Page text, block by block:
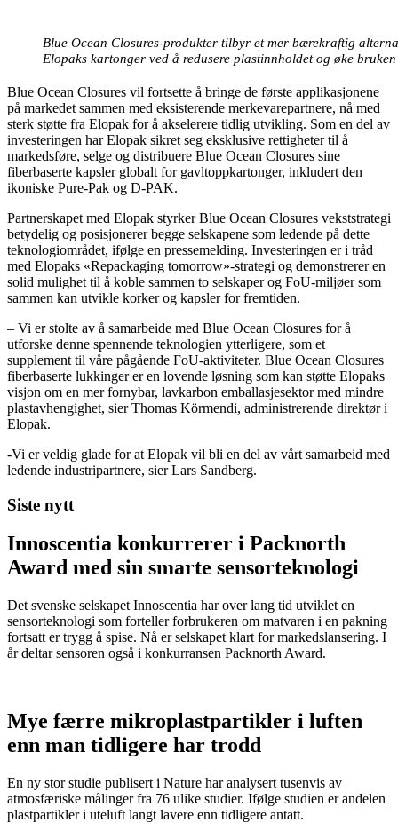
Blue Ocean Closures-produkter tilbyr et mer bærekraftig
Elopaks kartonger ved å redusere plastinnholdet og øke
Blue Ocean Closures vil fortsette å bringe de første applikasjonene
på markedet sammen med eksisterende merkevarepartnere, nå med
sterk støtte fra Elopak for å akselerere tidlig utvikling. Som en del av
investeringen har Elopak sikret seg eksklusive rettigheter til å
markedsføre, selge og distribuere Blue Ocean Closures sine
fiberbaserte kapsler globalt for gavltoppkartonger, inkludert den
ikoniske Pure-Pak og D-PAK.
Partnerskapet med Elopak styrker Blue Ocean Closures vekststrategi
betydelig og posisjonerer begge selskapene som ledende på dette
teknologiområdet, ifølge en pressemelding. Investeringen er i tråd
med Elopaks «Repackaging tomorrow»-strategi og demonstrerer en
solid mulighet til å koble sammen to selskaper og FoU-miljøer som
sammen kan utvikle korker og kapsler for fremtiden.
– Vi er stolte av å samarbeide med Blue Ocean Closures for å
utforske denne spennende teknologien ytterligere, som et
supplement til våre pågående FoU-aktiviteter. Blue Ocean Closures
fiberbaserte lukkinger er en lovende løsning som kan støtte Elopaks
visjon om en mer fornybar, lavkarbon emballasjesektor med mindre
plastavhengighet, sier Thomas Körmendi, administrerende direktør i
Elopak.
-Vi er veldig glade for at Elopak vil bli en del av vårt samarbeid med
ledende industripartnere, sier Lars Sandberg.
Siste nytt
Innoscentia konkurrerer i Packnorth
Award med sin smarte sensorteknologi
Det svenske selskapet Innoscentia har over lang tid utviklet en
sensorteknologi som forteller forbrukeren om matvaren i en pakning
fortsatt er trygg å spise. Nå er selskapet klart for markedslansering. I
år deltar sensoren også i konkurransen Packnorth Award.
Mye færre mikroplastpartikler i luften
enn man tidligere har trodd
En ny stor studie publisert i Nature har analysert tusenvis av
atmosfæriske målinger fra 76 ulike studier. Ifølge studien er andelen
plastpartikler i uteluft langt lavere enn tidligere antatt.